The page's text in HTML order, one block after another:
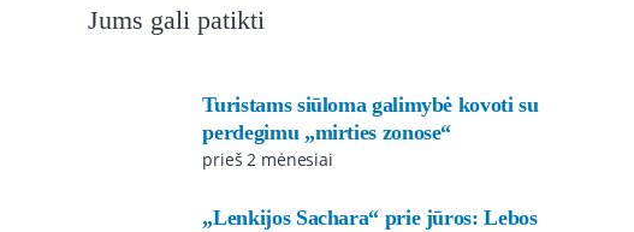
Jums gali patikti
Turistams siūloma galimybė kovoti su
perdegimu „mirties zonose“
prieš 2 mėnesiai
„Lenkijos Sachara“ prie jūros: Lebos